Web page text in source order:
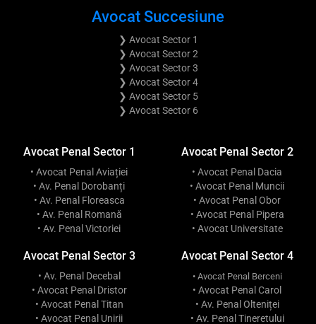
Avocat Succesiune
❯ Avocat Sector 1
❯ Avocat Sector 2
❯ Avocat Sector 3
❯ Avocat Sector 4
❯ Avocat Sector 5
❯ Avocat Sector 6
Avocat Penal Sector 1
• Avocat Penal Aviației
• Av. Penal Dorobanți
• Av. Penal Floreasca
• Av. Penal Romană
• Av. Penal Victoriei
Avocat Penal Sector 2
• Avocat Penal Dacia
• Avocat Penal Muncii
• Avocat Penal Obor
• Avocat Penal Pipera
• Avocat Universitate
Avocat Penal Sector 3
• Av. Penal Decebal
• Avocat Penal Dristor
• Avocat Penal Titan
• Avocat Penal Unirii
Avocat Penal Sector 4
• Avocat Penal Berceni
• Avocat Penal Carol
• Av. Penal Olteniței
• Av. Penal Tineretului